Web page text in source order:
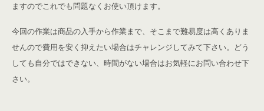
ますのでこれでも問題なくお使い頂けます。
今回の作業は商品の入手から作業まで、そこまで難易度は高くありま
せんので費用を安く抑えたい場合はチャレンジしてみて下さい。どう
しても自分ではできない、時間がない場合はお気軽にお問い合わせ下
さい。